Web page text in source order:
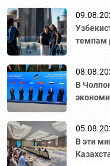
темпам
В
В эти